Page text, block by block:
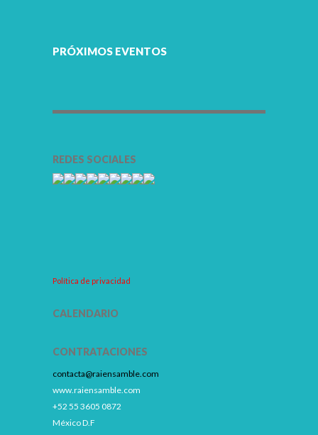
PRÓXIMOS EVENTOS
REDES SOCIALES
Política de privacidad
CALENDARIO
CONTRATACIONES
contacta@raiensamble.com
www.raiensamble.com
+52 55 3605 0872
México D.F